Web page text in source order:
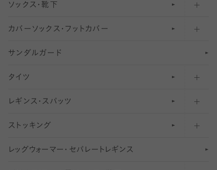
ソックス・靴下
五本指ソックス・靴下
足袋ソックス・靴下
無地・プレーンソックス・靴下
柄ソックス・靴下
スニーカー（くるぶし）用ソックス
アンクル・ショートソックス（くるぶし上）
カバーソックス・フットカバー
フットカバー・カバーソックス（深め）
フットカバー・カバーソックス（ふつう）
フットカバー・カバーソックス（浅め）
サンダルガード
タイツ
30デニール以下のタイツ（薄手タイツ）
31〜40デニールタイツ
41〜60デニールタイツ
レギンス・スパッツ
柄レギンス
無地レギンス
ストッキング
伝線しにくいストッキング
レッ グ ウォー マー ・ セパレー ト レ ギンス